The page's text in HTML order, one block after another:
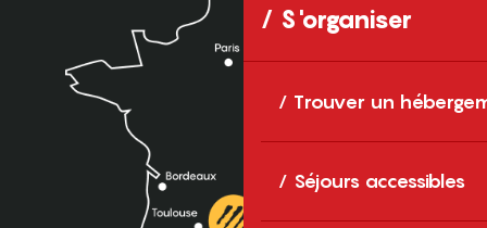
S'organiser
Trouver un
Séjours accessibles